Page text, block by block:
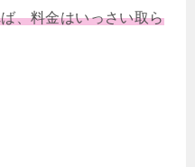
、料金はいっさい取ら